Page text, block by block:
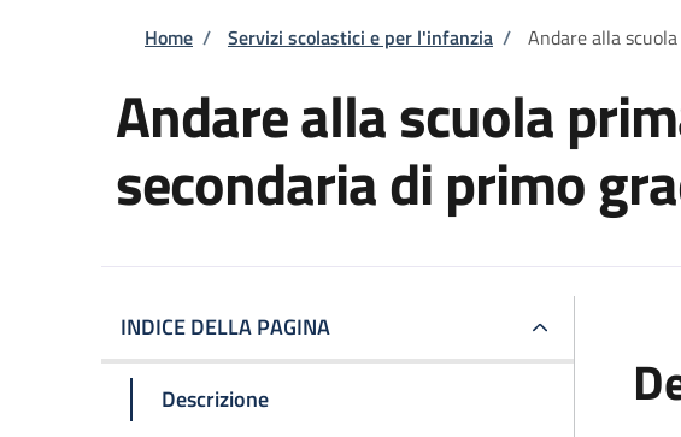
Briciole di pane
Home / Servizi scolastici e per l'infanzia / Andare alla
Andare alla scuola
secondaria di primo
INDICE DELLA PAGINA
Descrizione